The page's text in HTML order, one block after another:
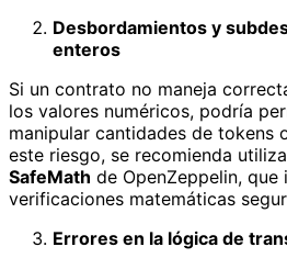
Desbordamientos y
enteros
Si un contrato no maneja
los valores numéricos, podría
manipular cantidades de tokens
este riesgo, se recomienda
SafeMath de OpenZeppelin, que
verificaciones matemáticas
Errores en la lógica de